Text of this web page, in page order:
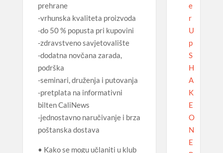
prehrane
-vrhunska kvaliteta proizvoda
-do 50 % popusta pri kupovini
-zdravstveno savjetovalište
-dodatna novčana zarada,
podrška
-seminari, druženja i putovanja
-pretplata na informativni
bilten CaliNews
-jednostavno naručivanje i brza
poštanska dostava
• Kako se mogu učlaniti u klub
e
r
U
p
S
H
A
K
E
O
N
E